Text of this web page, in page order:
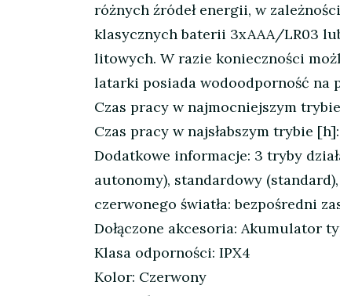
różnych źródeł energii, w
klasycznych baterii 3xAAA/LR03
litowych. W razie konieczności
latarki posiada wodoodporność na
Czas pracy w najmocniejszym
Czas pracy w najsłabszym trybie
Dodatkowe informacje: 3 tryby
autonomy), standardowy
czerwonego światła: bezpośredni
Dołączone akcesoria: Akumulator
Klasa odporności: IPX4
Kolor: Czerwony